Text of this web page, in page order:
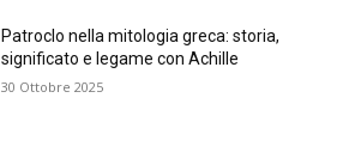
Patroclo nella mitologia greca: storia,
significato e legame con Achille
30 Ottobre 2025